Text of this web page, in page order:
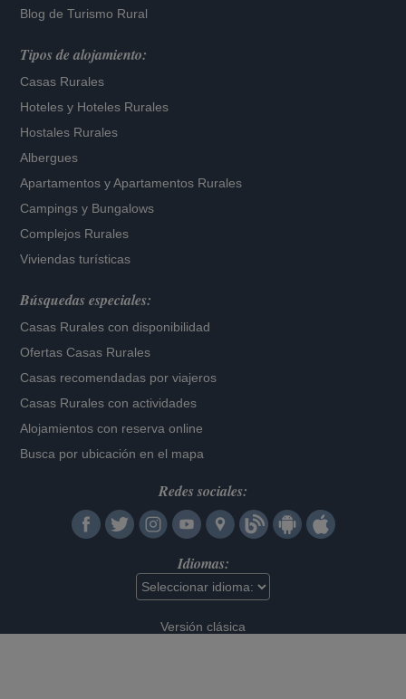
Blog de Turismo Rural
Tipos de alojamiento:
Casas Rurales
Hoteles y Hoteles Rurales
Hostales Rurales
Albergues
Apartamentos yApartamentos Rurales
Campings y Bungalows
Complejos Rurales
Viviendas turísticas
Búsquedas especiales:
Casas Rurales con disponibilidad
Ofertas Casas Rurales
Casas recomendadas por viajeros
Casas Rurales con actividades
Alojamientos con reserva online
Busca por ubicación en el mapa
Redes sociales:
Idiomas:
Versión clásica